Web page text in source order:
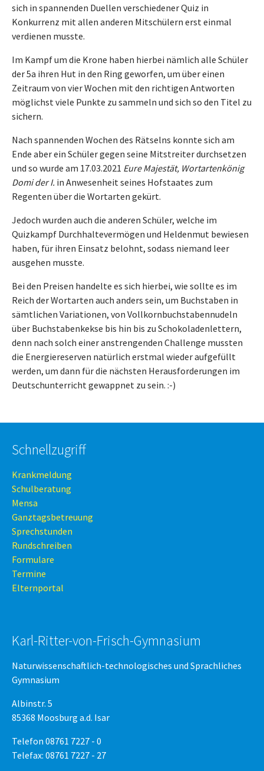
sich in spannenden Duellen verschiedener Quiz in
Konkurrenz mit allen anderen Mitschülern erst einmal
verdienen musste.
Im Kampf um die Krone haben hierbei nämlich alle Schüler
der 5a ihren Hut in den Ring geworfen, um über einen
Zeitraum von vier Wochen mit den richtigen Antworten
möglichst viele Punkte zu sammeln und sich so den Titel zu
sichern.
Nach spannenden Wochen des Rätselns konnte sich am
Ende aber ein Schüler gegen seine Mitstreiter durchsetzen
und so wurde am 17.03.2021 Eure Majestät, Wortartenkönig
Domi der I. in Anwesenheit seines Hofstaates zum
Regenten über die Wortarten gekürt.
Jedoch wurden auch die anderen Schüler, welche im
Quizkampf Durchhaltevermögen und Heldenmut bewiesen
haben, für ihren Einsatz belohnt, sodass niemand leer
ausgehen musste.
Bei den Preisen handelte es sich hierbei, wie sollte es im
Reich der Wortarten auch anders sein, um Buchstaben in
sämtlichen Variationen, von Vollkornbuchstabennudeln
über Buchstabenkekse bis hin bis zu Schokoladenlettern,
denn nach solch einer anstrengenden Challenge mussten
die Energiereserven natürlich erstmal wieder aufgefüllt
werden, um dann für die nächsten Herausforderungen im
Deutschunterricht gewappnet zu sein. :-)
Schnellzugriff
Krankmeldung
Schulberatung
Mensa
Ganztagsbetreuung
Sprechstunden
Rundschreiben
Formulare
Termine
Elternportal
Karl-Ritter-von-Frisch-Gymnasium
Naturwissenschaftlich-technologisches und Sprachliches
Gymnasium
Albinstr. 5
85368 Moosburg a.d. Isar
Telefon 08761 7227 - 0
Telefax: 08761 7227 - 27